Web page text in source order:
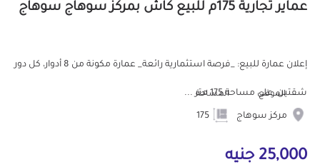
عماير تجارية 175م للبيع كاش بمركز سوهاج سوهاج
إعلان عمارة للبيع: _فرصة استثمارية رائعة_ عمارة مكونة من 8 أدوار، كل دور
شقتين، على مساحة 175 متر ...
الموقع
مركز سوهاج
المساحة
175
25,000 جنيه